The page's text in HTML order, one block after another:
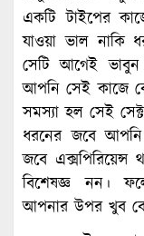
একটি টাইপের
যাওয়া ভাল নাকি
সেটি আগেই
আপনি সেই কাজে
সমস্যা হল সেই
ধরনের জবে
জবে
বিশেষজ্ঞ নন।
আপনার উপর খুব